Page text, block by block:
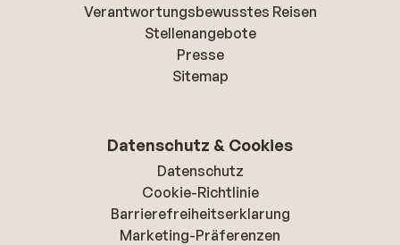
Verantwortungsbewusstes Reisen
Stellenangebote
Presse
Sitemap
Datenschutz & Cookies
Datenschutz
Cookie-Richtlinie
Barrierefreiheitserklarung
Marketing-Präferenzen